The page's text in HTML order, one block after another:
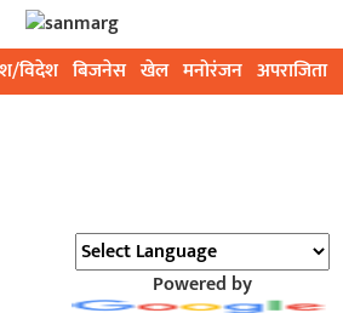
विदेश बिजनेस खेल मनोरंजन अपराजिता
Powered by